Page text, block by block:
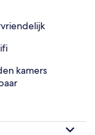
kamers